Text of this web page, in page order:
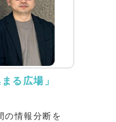
る広場」
の情報分断を